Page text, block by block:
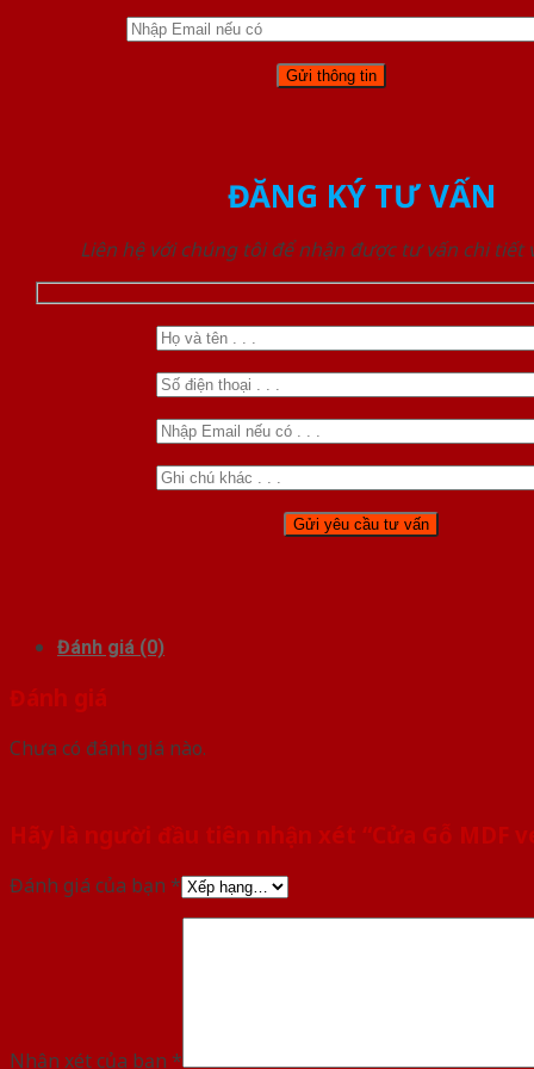
ĐĂNG KÝ TƯ VẤN
Liên hệ với chúng tôi để nhận được tư vấn chi tiết
Đánh giá (0)
Đánh giá
Chưa có đánh giá nào.
Hãy là người đầu tiên nhận xét “Cửa Gỗ MDF
Đánh giá của bạn *
Nhận xét của bạn *